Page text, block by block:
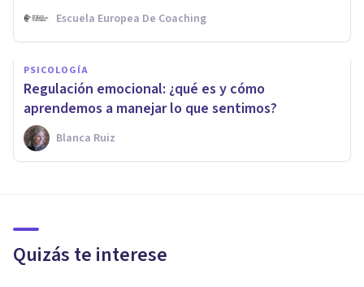
Escuela Europea De Coaching
PSICOLOGÍA
Regulación emocional: ¿qué es y cómo
aprendemos a manejar lo que sentimos?
Blanca Ruiz
Quizás te interese